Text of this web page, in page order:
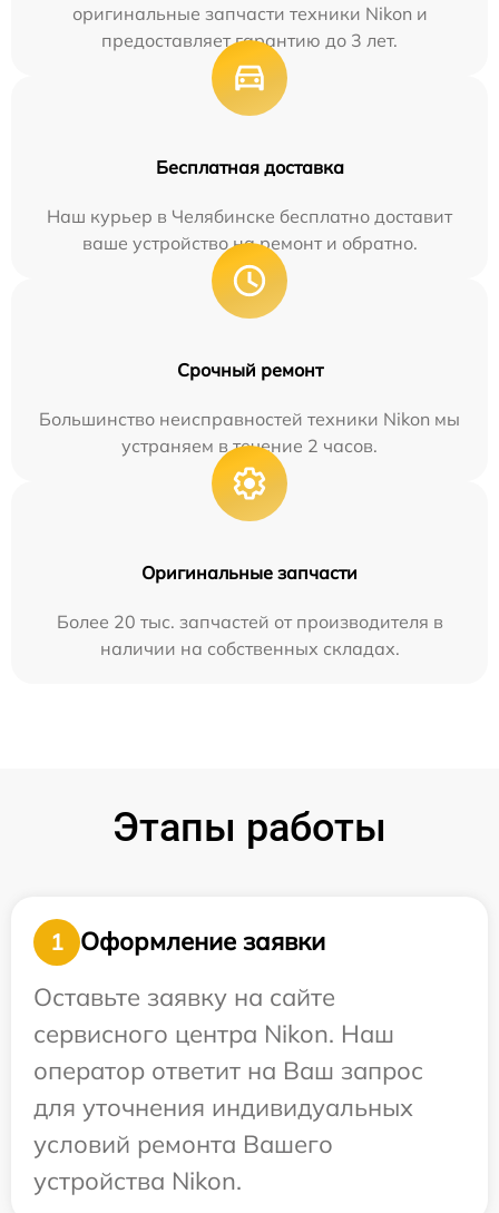
оригинальные запчасти техники Nikon и
предоставляет гарантию до 3 лет.
Бесплатная доставка
Наш курьер в Челябинске бесплатно доставит
ваше устройство на ремонт и обратно.
Срочный ремонт
Большинство неисправностей техники Nikon мы
устраняем в течение 2 часов.
Оригинальные запчасти
Более 20 тыс. запчастей от производителя в
наличии на собственных складах.
Этапы работы
1
Оформление заявки
Оставьте заявку на сайте
сервисного центра Nikon. Наш
оператор ответит на Ваш запрос
для уточнения индивидуальных
условий ремонта Вашего
устройства Nikon.